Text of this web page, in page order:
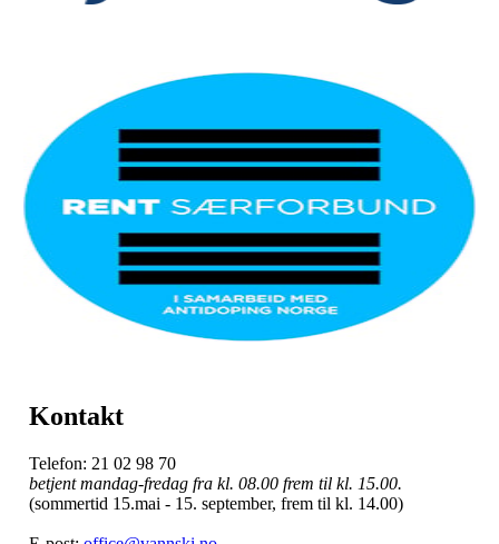
Kontakt
Telefon: 21 02 98 70
betjent mandag-fredag fra kl. 08.00 frem til kl. 15.00.
(sommertid 15.mai - 15. september, frem til kl. 14.00)